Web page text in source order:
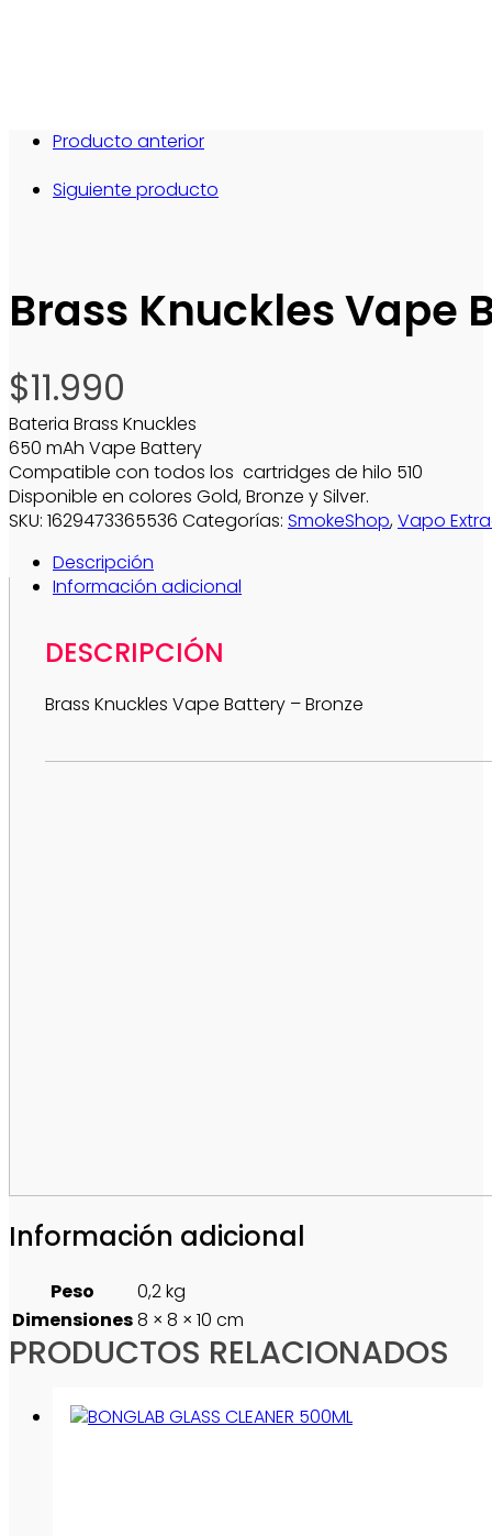
Producto anterior
Siguiente producto
Brass Knuckles Vape
$11.990
Bateria Brass Knuckles
650 mAh Vape Battery
Compatible con todos los cartridges de hilo 510
Disponible en colores Gold, Bronze y Silver.
SKU: 1629473365536 Categorías: SmokeShop,Vapo
Descripción
Información adicional
DESCRIPCIÓN
Brass Knuckles Vape Battery – Bronze
Información adicional
Peso
0,2 kg
Dimensiones8 × 8 × 10 cm
PRODUCTOS RELACIONADOS